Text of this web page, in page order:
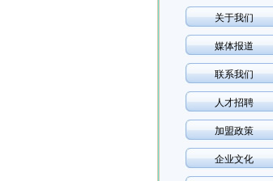
关于我们
媒体报道
联系我们
人才招聘
加盟政策
企业文化